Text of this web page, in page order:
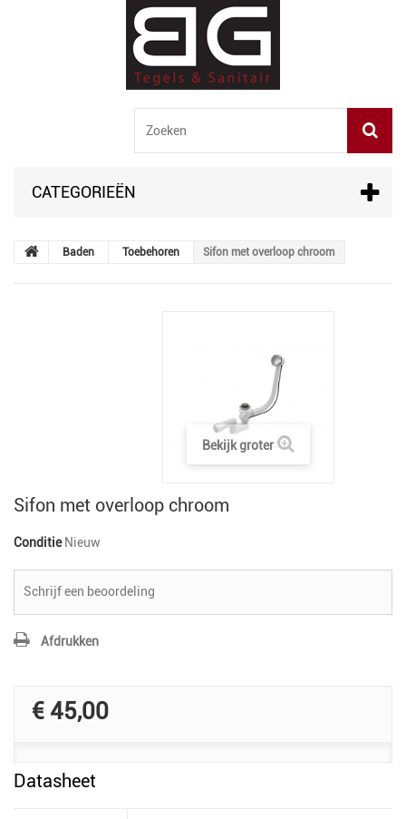
CATEGORIEËN
Baden Toebehoren Sifon met overloop chroom
Bekijk groter
Sifon met overloop chroom
Conditie Nieuw
Schrijf een beoordeling
Afdrukken
€ 45,00
Datasheet